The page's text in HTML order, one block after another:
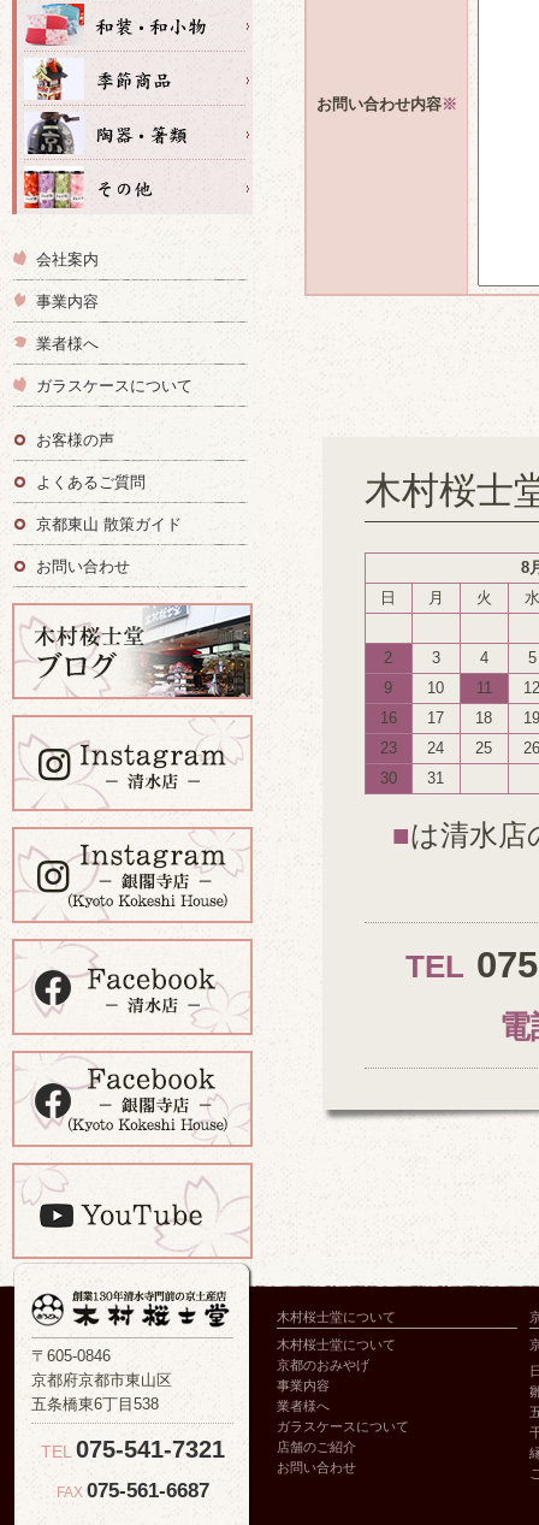
お問い合わせ内容※
木村桜士
8
日
月 火 水
2 3 4
5
9
10 11
12
16
17 18
19
23
24 25
26
30
31
■は清水店
TEL
電
会社案内
事業内容
業者様へ
ガラスケースについて
お客様の声
よくあるご質問
京都東山 散策ガイド
お問い合わせ
〒605-0846
京都府京都市東山区
五条橋東6丁目538
TEL 075-541-7321
FAX 075-561-6687
木村桜士堂について
木村桜士堂について
京都のおみやげ
事業内容
業者様へ
ガラスケースについて
店舗のご紹介
お問い合わせ